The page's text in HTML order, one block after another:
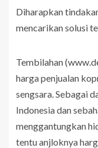
Diharapkan
mencarikan solusi
Tembilahan
harga penjualan
sengsara. Sebagai
Indonesia dan
menggantungkan
tentu anjloknya